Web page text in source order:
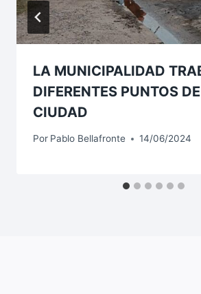
LA MUNICIPALIDAD
DIFERENTES PUNTOS
CIUDAD
Por Pablo Bellafronte 14/06/2024